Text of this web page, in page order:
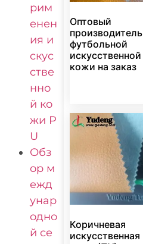
рим
енен
ия и
скус
стве
нно
й ко
жи P
U
Обз
ор м
ежд
унар
одно
й се
Оптовый
производитель
футбольной
искусственной
кожи на заказ
Коричневая
искусственная